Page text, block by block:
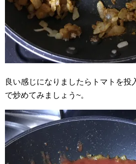
良い感じになりましたらトマトを投
で炒めてみましょう~。